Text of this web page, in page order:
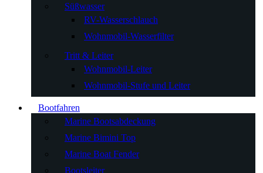
Süßwasser
RV-Wasserschlauch
Wohnmobil-Wasserfilter
Tritt & Leiter
Wohnmobil-Leiter
Wohnmobil-Stufe und Leiter
Bootfahren
Marine Bootsabdeckung
Marine Bimini Top
Marine Boat Fender
Bootsleiter